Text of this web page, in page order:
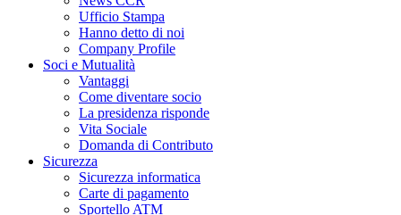
Ufficio Stampa
Hanno detto di noi
Company Profile
Soci e Mutualità
Vantaggi
Come diventare socio
La presidenza risponde
Vita Sociale
Domanda di Contributo
Sicurezza
Sicurezza informatica
Carte di pagamento
Sportello ATM